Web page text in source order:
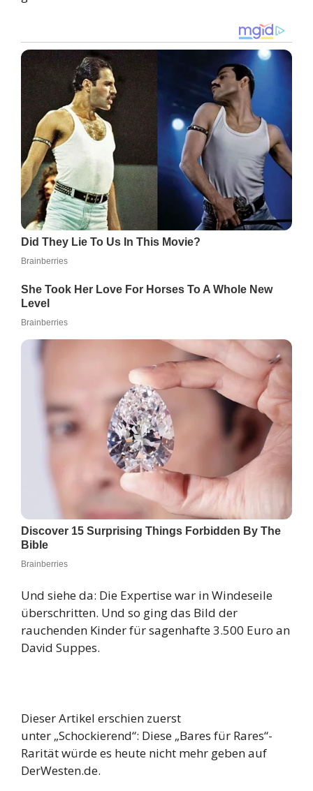
Und siehe da: Die Expertise war in Windeseile
überschritten. Und so ging das Bild der
rauchenden Kinder für sagenhafte 3.500 Euro an
David Suppes.
Dieser Artikel erschien zuerst
unter „Schockierend“: Diese „Bares für Rares“-
Rarität würde es heute nicht mehr geben auf
DerWesten.de.